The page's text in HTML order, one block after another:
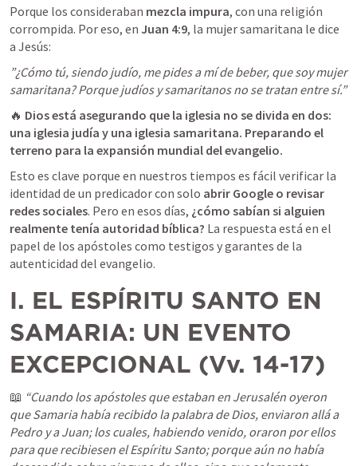
Porque los consideraban mezcla impura, con una religión
corrompida. Por eso, en Juan 4:9, la mujer samaritana le dice
a Jesús:
”¿Cómo tú, siendo judío, me pides a mí de beber, que soy mujer
samaritana? Porque judíos y samaritanos no se tratan entre sí.”
🔥 Dios está asegurando que la iglesia no se divida en dos:
una iglesia judía y una iglesia samaritana. Preparando el
terreno para la expansión mundial del evangelio.
Esto es clave porque en nuestros tiempos es fácil verificar la
identidad de un predicador con solo abrir Google o revisar
redes sociales. Pero en esos días, ¿cómo sabían si alguien
realmente tenía autoridad bíblica? La respuesta está en el
papel de los apóstoles como testigos y garantes de la
autenticidad del evangelio.
I. EL ESPÍRITU SANTO EN
SAMARIA: UN EVENTO
EXCEPCIONAL (Vv. 14-17)
📖 “Cuando los apóstoles que estaban en Jerusalén oyeron
que Samaria había recibido la palabra de Dios, enviaron allá a
Pedro y a Juan; los cuales, habiendo venido, oraron por ellos
para que recibiesen el Espíritu Santo; porque aún no había